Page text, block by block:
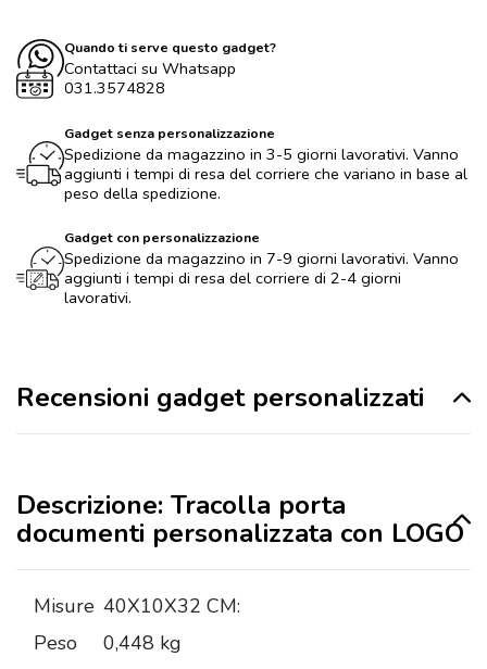
Quando ti serve questo gadget?
Contattaci su Whatsapp
031.3574828
Gadget senza personalizzazione
Spedizione da magazzino in 3-5 giorni lavorativi. Vanno
aggiunti i tempi di resa del corriere che variano in base al
peso della spedizione.
Gadget con personalizzazione
Spedizione da magazzino in 7-9 giorni lavorativi. Vanno
aggiunti i tempi di resa del corriere di 2-4 giorni
lavorativi.
Recensioni gadget personalizzati
Descrizione: Tracolla porta
documenti personalizzata con LOGO
Misure 40X10X32 CM:
Peso
0,448 kg